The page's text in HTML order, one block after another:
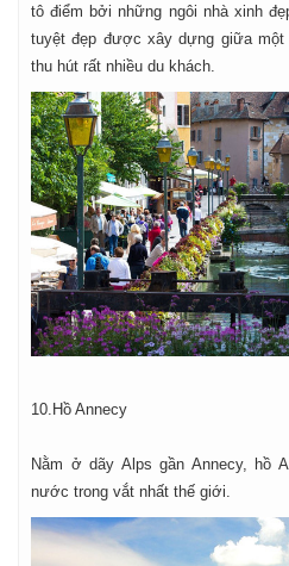
tô điểm bởi những ngôi nhà xinh
tuyệt đẹp được xây dựng giữa một
thu hút rất nhiều du khách.
10.Hồ Annecy
Nằm ở dãy Alps gần Annecy, hồ
nước trong vắt nhất thế giới.